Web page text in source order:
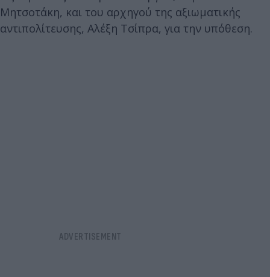
Μητσοτάκη, και του αρχηγού της αξιωματικής
αντιπολίτευσης, Αλέξη Τσίπρα, για την υπόθεση.